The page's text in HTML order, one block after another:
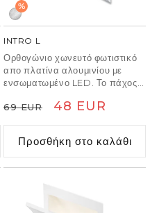
%
INTRO L
Ορθογώνιο χωνευτό φωτιστικό
απο πλατίνα αλουμινίου με
ενσωματωμένο LED. Το πάχος
0,3 cm. Περιλαμβάνει κιβώτιο
μετατροπέα (πωλείται
ξεχωριστά).
Κανονική
τιμή
69 EUR
Τιμή
έκπτωσης
48 EUR
Προσθήκη στο καλάθι